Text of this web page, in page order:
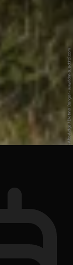
© IDM Südtirol-Alto Adige / Dietmar Denger - www.idm-suedtirol.com